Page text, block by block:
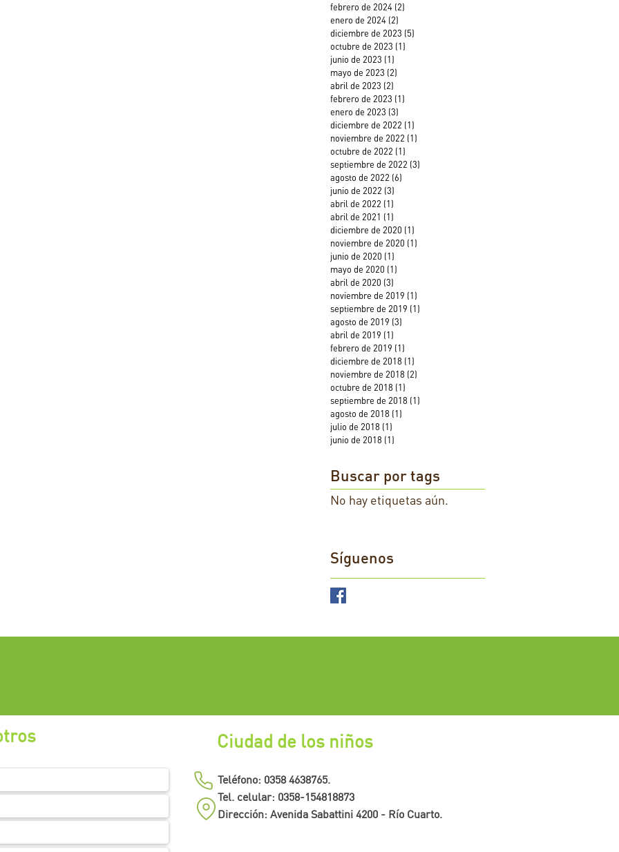
febrero de 2024 (2)
enero de 2024 (2)
diciembre de 2023 (5)
octubre de 2023 (1)
junio de 2023 (1)
mayo de 2023 (2)
abril de 2023 (2)
febrero de 2023 (1)
enero de 2023 (3)
diciembre de 2022 (1)
noviembre de 2022 (1)
octubre de 2022 (1)
septiembre de 2022 (3)
agosto de 2022 (6)
junio de 2022 (3)
abril de 2022 (1)
abril de 2021 (1)
diciembre de 2020 (1)
noviembre de 2020 (1)
junio de 2020 (1)
mayo de 2020 (1)
abril de 2020 (3)
noviembre de 2019 (1)
septiembre de 2019 (1)
agosto de 2019 (3)
abril de 2019 (1)
febrero de 2019 (1)
diciembre de 2018 (1)
noviembre de 2018 (2)
octubre de 2018 (1)
septiembre de 2018 (1)
agosto de 2018 (1)
julio de 2018 (1)
junio de 2018 (1)
Buscar por tags
No hay etiquetas aún.
Síguenos
Ciudad de los niños
Teléfono: 0358 4638765.
Tel. celular: 0358-154818873
Dirección: Avenida Sabattini 4200 - Río Cuarto.